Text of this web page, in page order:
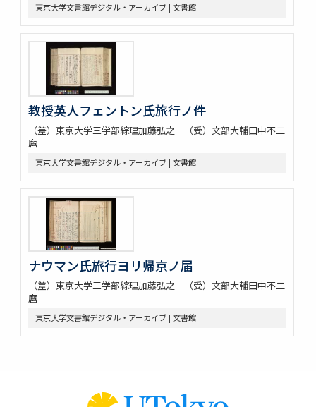
東京大学文書館デジタル・アーカイブ | 文書館
教授英人フェントン氏旅行ノ件
（差）東京大学三学部綜理加藤弘之 （受）文部大輔田中不二
麿
東京大学文書館デジタル・アーカイブ | 文書館
ナウマン氏旅行ヨリ帰京ノ届
（差）東京大学三学部綜理加藤弘之 （受）文部大輔田中不二
麿
東京大学文書館デジタル・アーカイブ | 文書館